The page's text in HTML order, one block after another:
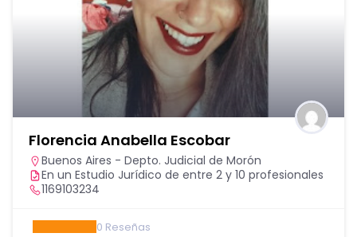
Florencia Anabella Escobar
Buenos Aires - Depto. Judicial de Morón
En un Estudio Jurídico de entre 2 y 10 profesionales
1169103234
0 Reseñas